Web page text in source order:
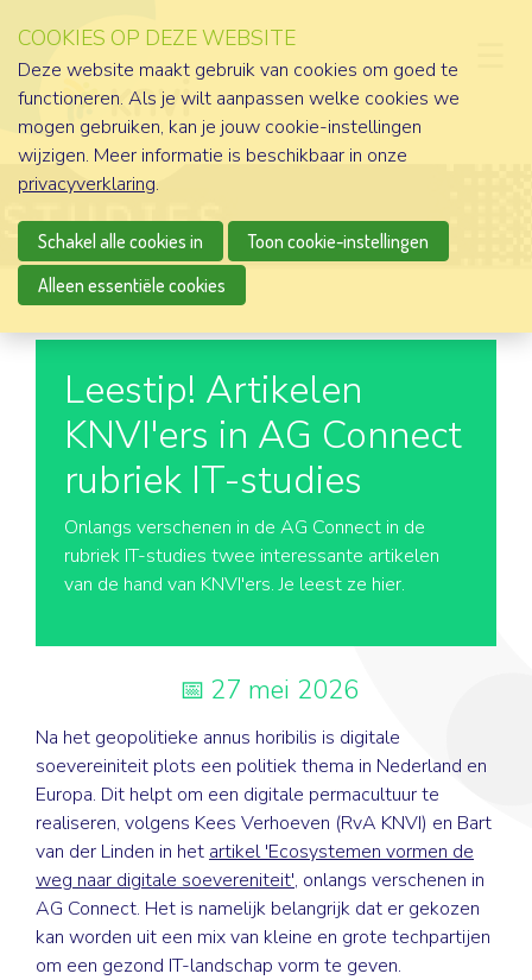
Leestip! Artikelen
KNVI'ers in AG Connect
rubriek IT-studies
Onlangs verschenen in de AG Connect in de
rubriek IT-studies twee interessante artikelen
van de hand van KNVI'ers. Je leest ze hier.
27 mei 2026
Na het geopolitieke annus horibilis is digitale
soevereiniteit plots een politiek thema in Nederland en
Europa. Dit helpt om een digitale permacultuur te
realiseren, volgens Kees Verhoeven (RvA KNVI) en Bart
van der Linden in het artikel 'Ecosystemen vormen de
weg naar digitale soevereniteit', onlangs verschenen in
AG Connect. Het is namelijk belangrijk dat er gekozen
kan worden uit een mix van kleine en grote techpartijen
om een gezond IT-landschap vorm te geven.
COOKIES OP DEZE WEBSITE
Deze website maakt gebruik van cookies om goed te
functioneren. Als je wilt aanpassen welke cookies we
mogen gebruiken, kan je jouw cookie-instellingen
wijzigen. Meer informatie is beschikbaar in onze
privacyverklaring.
Schakel alle cookies in
Toon cookie-instellingen
Alleen essentiële cookies